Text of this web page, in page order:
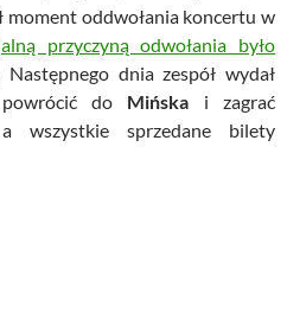
moment oddwołania koncertu w
przyczyną odwołania było
. Następnego dnia zespół wydał
do Mińska i zagrać
wszystkie sprzedane bilety